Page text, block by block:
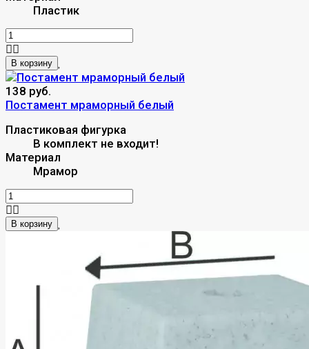
Пластик
В корзину
138 руб.
Постамент мраморный белый
Пластиковая фигурка
В комплект не входит!
Материал
Мрамор
В корзину